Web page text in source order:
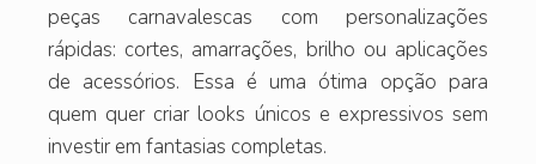
peças carnavalescas com personalizações
rápidas: cortes, amarrações, brilho ou aplicações
de acessórios. Essa é uma ótima opção para
quem quer criar looks únicos e expressivos sem
investir em fantasias completas.